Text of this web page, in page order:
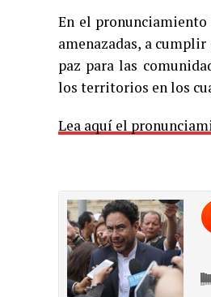
En el
amenazadas, a
paz para las
los territorios en los
Lea aquí el